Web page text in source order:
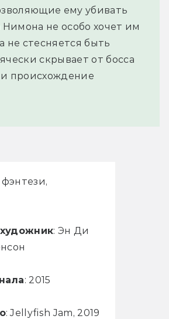
ему убивать
Нимона не особо хочет им
не стесняется быть
скрывает от босса
происхождение
фэнтези,
: Эн Ди
: 2015
: Jellyfish Jam, 2019